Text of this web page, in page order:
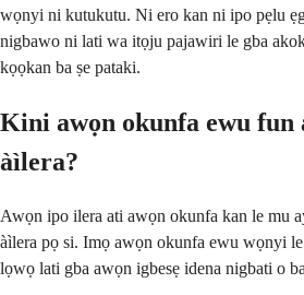
wọnyi ni kutukutu. Ni ero kan ni ipo pẹlu
nigbawo ni lati wa itọju pajawiri le gba
kọọkan ba ṣe pataki.
Kini awọn okunfa ewu fun
àìlera?
Awọn ipo ilera ati awọn okunfa kan le mu
àìlera pọ si. Imọ awọn okunfa ewu wọnyi
lọwọ lati gba awọn igbesẹ idena nigbati o